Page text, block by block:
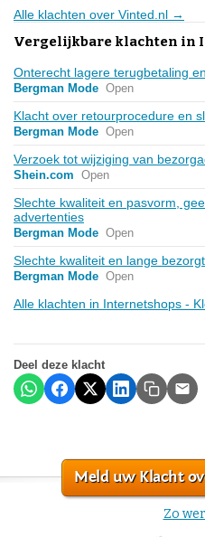
Alle klachten over Vinted.nl →
Vergelijkbare klachten in
Onterecht lagere terugbetaling
Bergman Mode Open
Klacht over retourprocedure en
Bergman Mode Open
Verzoek tot wijziging van
Shein.com Open
Slechte kwaliteit en pasvorm,
advertenties
Bergman Mode Open
Slechte kwaliteit en lange
Bergman Mode Open
Alle klachten in Internetshops -
Deel deze klacht
Meld uw Klacht
Zo